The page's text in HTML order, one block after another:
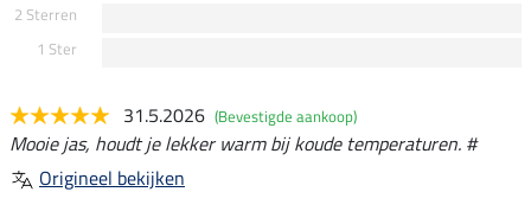
2 Sterren
1 Ster
31.5.2026 (Bevestigde aankoop)
Mooie jas, houdt je lekker warm bij koude temperaturen. #
Origineel bekijken